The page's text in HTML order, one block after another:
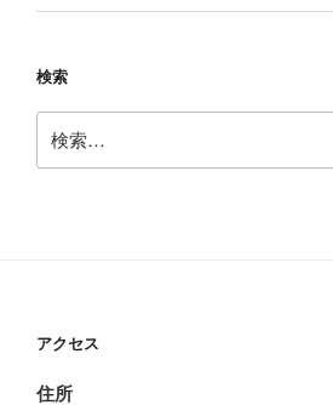
検索
索:
アクセス
住所